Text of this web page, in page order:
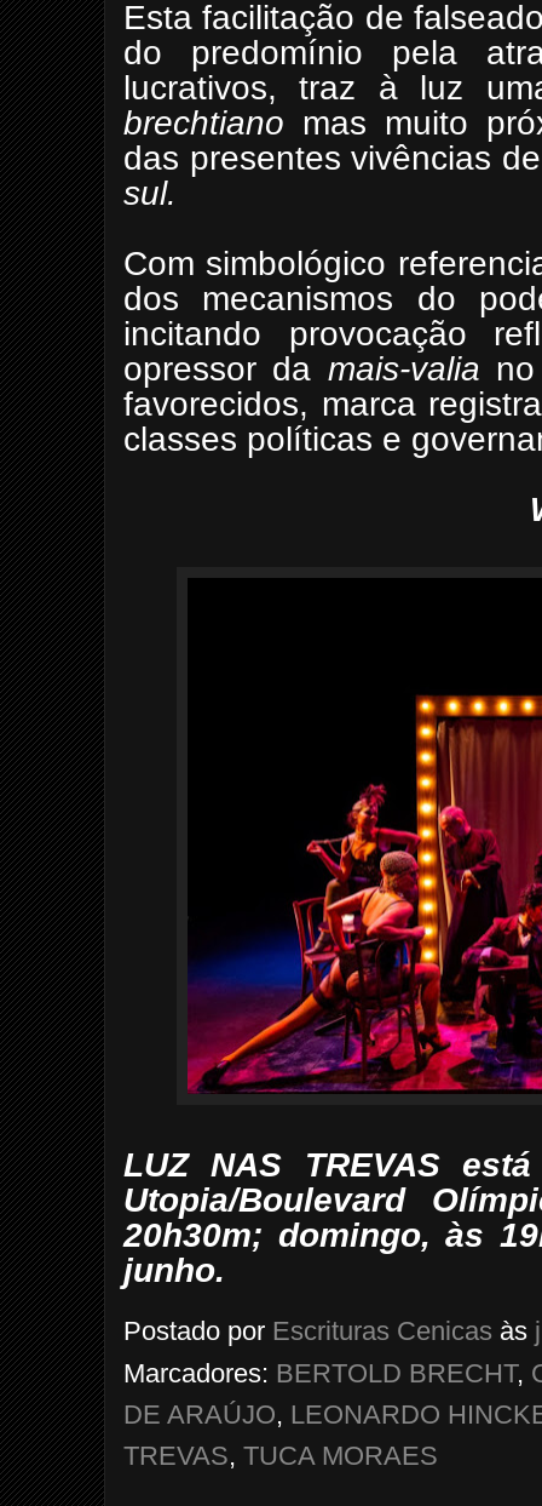
Esta facilitação de
do predomínio pela
lucrativos, traz à luz
brechtiano mas muito
das presentes vivências
sul.
Com simbológico
dos mecanismos do
incitando provocação
opressor da mais-valia
favorecidos, marca
classes políticas e
LUZ NAS TREVAS
Utopia/Boulevard
20h30m; domingo, às
junho.
Postado por Escrituras Cenicas às
Marcadores: BERTOLD BRECHT,
DE ARAÚJO, LEONARDO
TREVAS, TUCA MORAES